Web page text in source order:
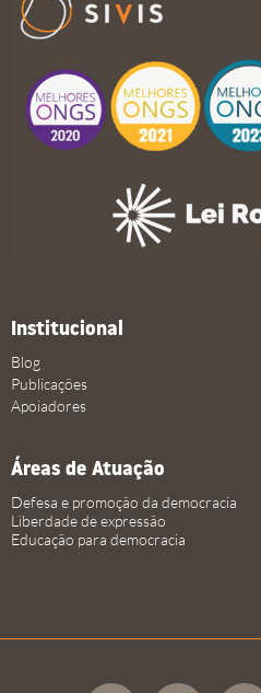
Institucional
Blog
Publicações
Apoiadores
Áreas de Atuação
Defesa e promoção da democracia
Liberdade de expressão
Educação para democracia